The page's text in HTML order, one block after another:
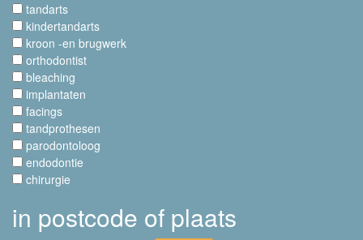
tandarts
kindertandarts
kroon -en brugwerk
orthodontist
bleaching
implantaten
facings
tandprothesen
parodontoloog
endodontie
chirurgie
in postcode of plaats